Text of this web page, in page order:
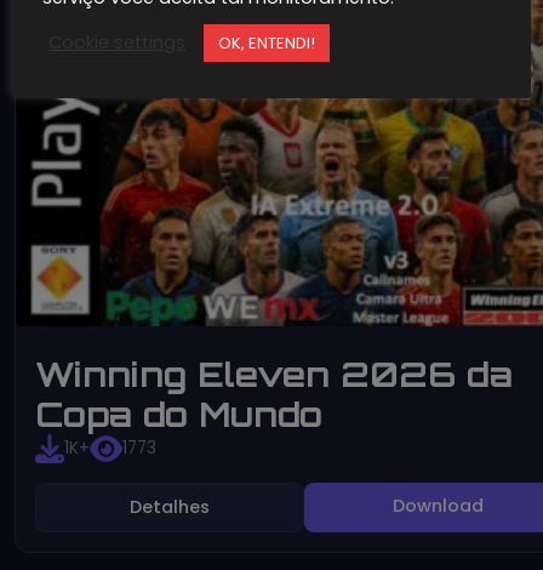
Winning Eleven 2026 da
Copa do Mundo
1K+ 1773
Detalhes Download
OK, ENTENDI!